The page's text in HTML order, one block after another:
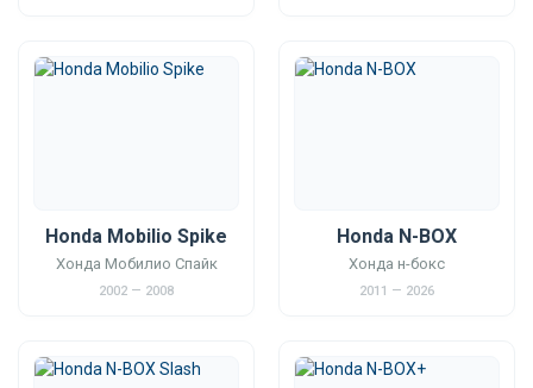
Honda Mobilio Spike
Хонда Мобилио Спайк
2002 — 2008
Honda N-BOX
Хонда н-бокс
2011 — 2026